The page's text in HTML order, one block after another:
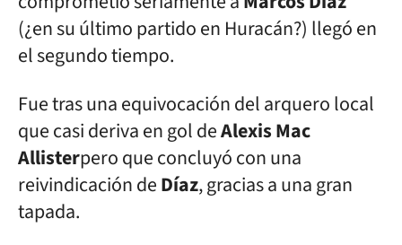
(¿en su último partido en Huracán?) llegó en
el segundo tiempo.
Fue tras una equivocación del arquero local
que casi deriva en gol deAlexis Mac
Allisterpero que concluyó con una
reivindicación deDíaz, gracias a una gran
tapada.